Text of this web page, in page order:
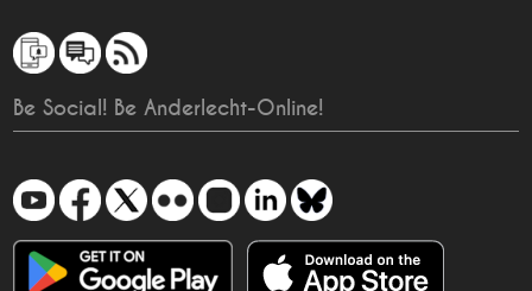
Be Social! Be Anderlecht-Online!